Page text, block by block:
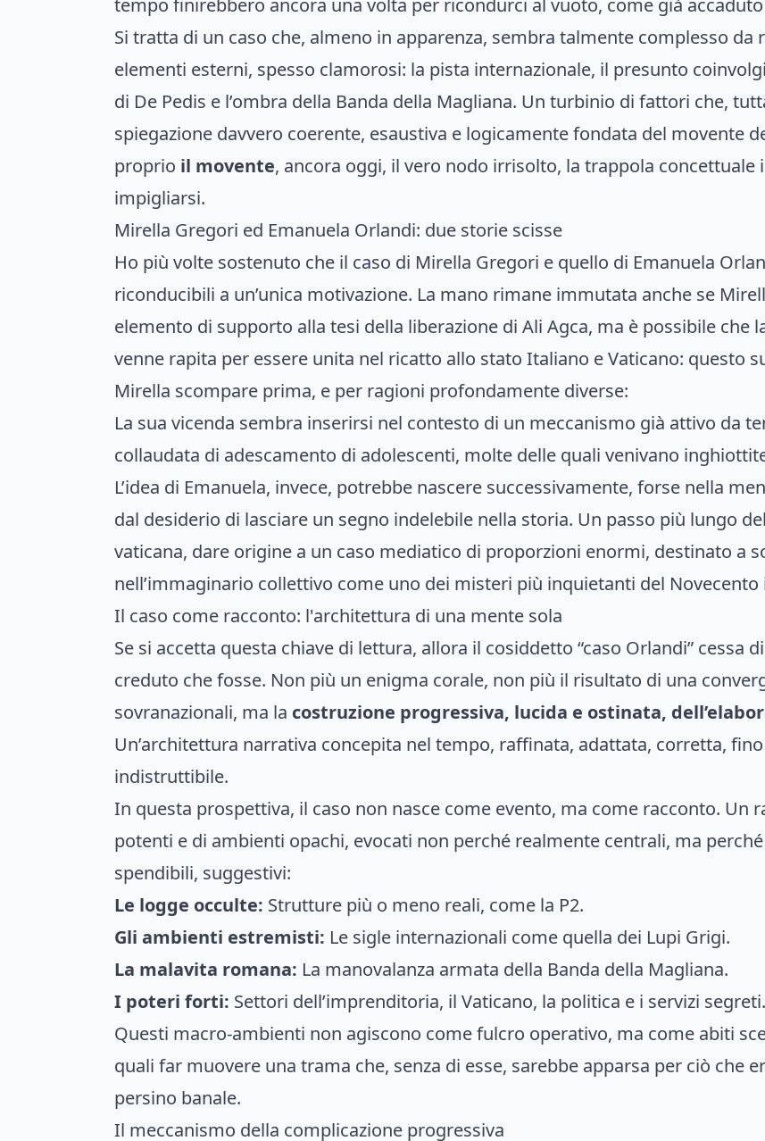
tempo finirebbero ancora una volta per ricondurci al vuoto, come già
Si tratta di un caso che, almeno in apparenza, sembra talmente complesso
elementi esterni, spesso clamorosi: la pista internazionale, il presunto
di De Pedis e l’ombra della Banda della Magliana. Un turbinio di fattori che,
spiegazione davvero coerente, esaustiva e logicamente fondata del movente
proprio il movente, ancora oggi, il vero nodo irrisolto, la trappola concettuale
impigliarsi.
Mirella Gregori ed Emanuela Orlandi: due storie scisse
Ho più volte sostenuto che il caso di Mirella Gregori e quello di Emanuela
riconducibili a un’unica motivazione. La mano rimane immutata anche se
elemento di supporto alla tesi della liberazione di Ali Agca, ma è possibile che
venne rapita per essere unita nel ricatto allo stato Italiano e Vaticano: questo
Mirella scompare prima, e per ragioni profondamente diverse:
La sua vicenda sembra inserirsi nel contesto di un meccanismo già attivo da
collaudata di adescamento di adolescenti, molte delle quali venivano
L’idea di Emanuela, invece, potrebbe nascere successivamente, forse nella
dal desiderio di lasciare un segno indelebile nella storia. Un passo più lungo
vaticana, dare origine a un caso mediatico di proporzioni enormi, destinato a
nell’immaginario collettivo come uno dei misteri più inquietanti del Novecento
Il caso come racconto: l'architettura di una mente sola
Se si accetta questa chiave di lettura, allora il cosiddetto “caso Orlandi” cessa
creduto che fosse. Non più un enigma corale, non più il risultato di una
sovranazionali, ma la costruzione progressiva, lucida e ostinata,
Un’architettura narrativa concepita nel tempo, raffinata, adattata, corretta,
indistruttibile.
In questa prospettiva, il caso non nasce come evento, ma come racconto. Un
potenti e di ambienti opachi, evocati non perché realmente centrali, ma
spendibili, suggestivi:
Le logge occulte: Strutture più o meno reali, come la P2.
Gli ambienti estremisti: Le sigle internazionali come quella dei Lupi Grigi.
La malavita romana: La manovalanza armata della Banda della Magliana.
I poteri forti: Settori dell’imprenditoria, il Vaticano, la politica e i servizi segreti.
Questi macro-ambienti non agiscono come fulcro operativo, ma come abiti
quali far muovere una trama che, senza di esse, sarebbe apparsa per ciò che
persino banale.
Il meccanismo della complicazione progressiva